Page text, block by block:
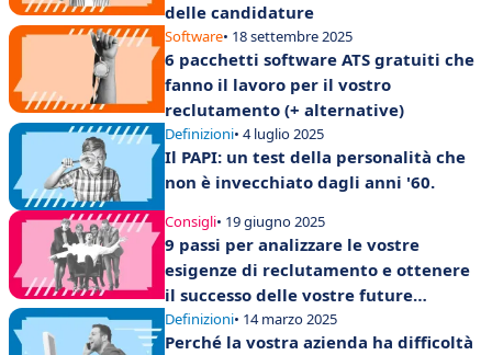
delle candidature
Software• 18 settembre 2025
6 pacchetti software ATS gratuiti che
fanno il lavoro per il vostro
reclutamento (+ alternative)
Definizioni• 4 luglio 2025
Il PAPI: un test della personalità che
non è invecchiato dagli anni '60.
Consigli• 19 giugno 2025
9 passi per analizzare le vostre
esigenze di reclutamento e ottenere
il successo delle vostre future
assunzioni!
Definizioni• 14 marzo 2025
Perché la vostra azienda ha difficoltà